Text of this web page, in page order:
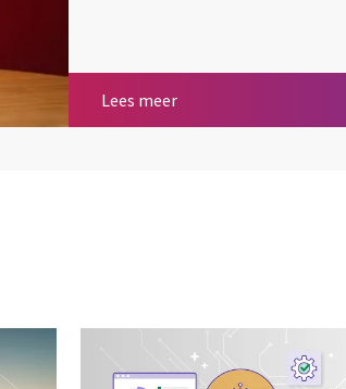
Lees meerZet je volgende stap in